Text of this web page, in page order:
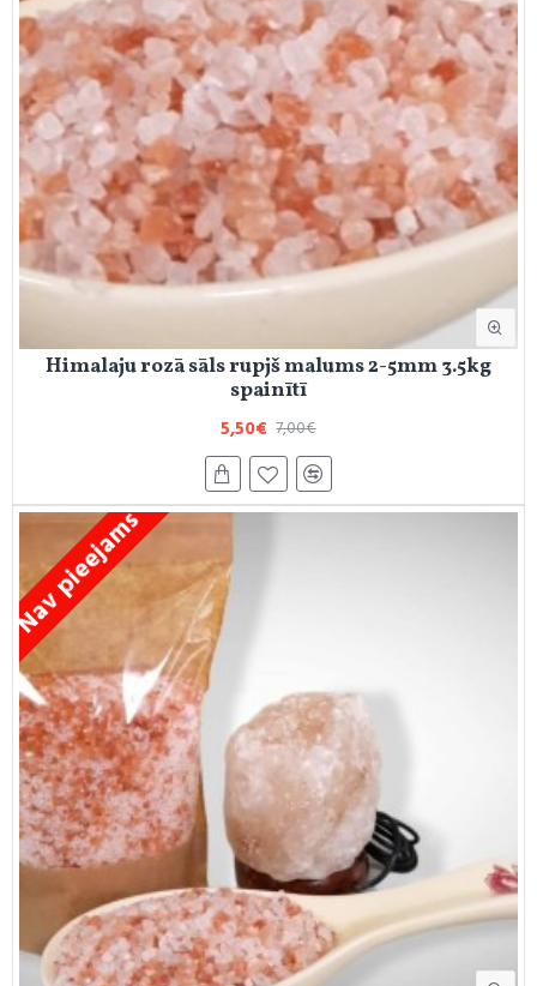
Himalaju rozā sāls rupjš malums 2-5mm 3.5kg
spainītī
5,50€ 7,00€
Nav pieejams